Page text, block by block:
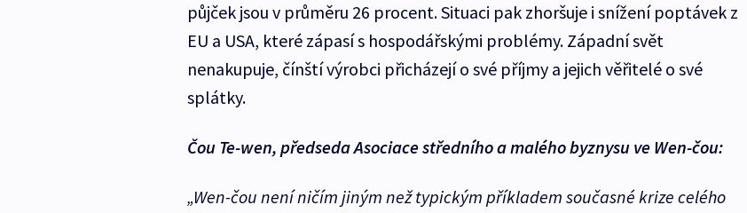
půjček jsou v průměru 26 procent. Situaci pak zhoršuje i snížení poptávek z
EU a USA, které zápasí s hospodářskými problémy. Západní svět
nenakupuje, čínští výrobci přicházejí o své příjmy a jejich věřitelé o své
splátky.
Čou Te-wen, předseda Asociace středního a malého byznysu ve Wen-čou:
„Wen-čou není ničím jiným než typickým příkladem současné krize celého